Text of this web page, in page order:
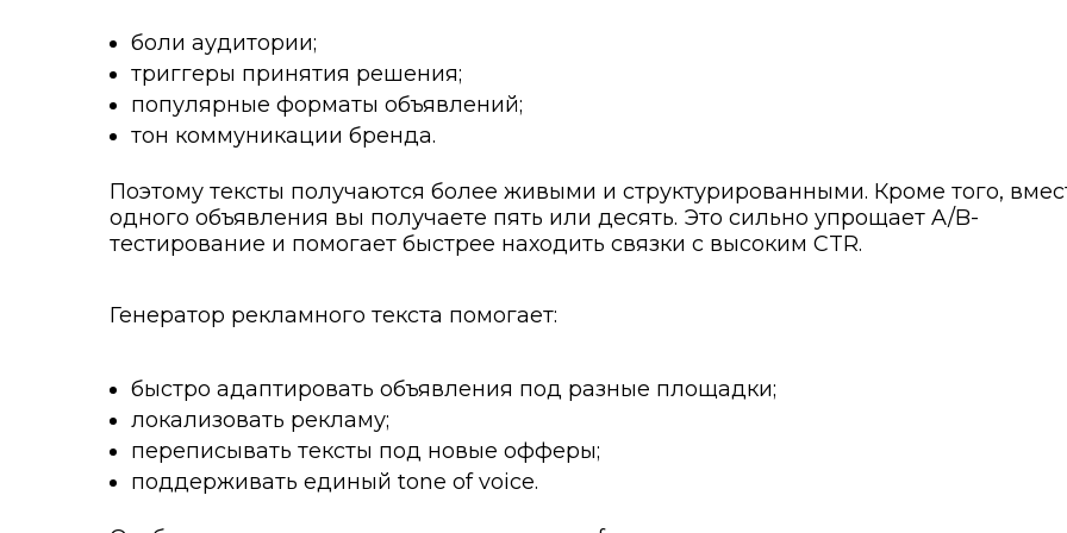
боли аудитории;
триггеры принятия решения;
популярные форматы объявлений;
тон коммуникации бренда.
Поэтому тексты получаются более живыми и структурированными. Кроме того,
одного объявления вы получаете пять или десять. Это сильно упрощает A/B-
тестирование и помогает быстрее находить связки с высоким CTR.
Генератор рекламного текста помогает:
быстро адаптировать объявления под разные площадки;
локализовать рекламу;
переписывать тексты под новые офферы;
поддерживать единый tone of voice.